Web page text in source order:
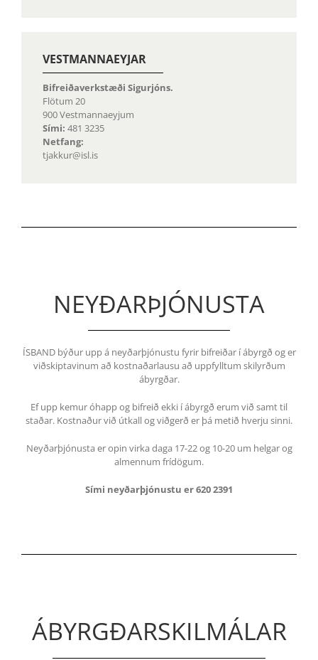
VESTMANNAEYJAR
Bifreiðaverkstæði Sigurjóns.
Flötum 20
900 Vestmannaeyjum
Sími: 481 3235
Netfang:
tjakkur@isl.is
NEYÐARÞJÓNUSTA
ÍSBAND býður upp á neyðarþjónustu fyrir bifreiðar í ábyrgð og er
viðskiptavinum að kostnaðarlausu að uppfylltum skilyrðum
ábyrgðar.
Ef upp kemur óhapp og bifreið ekki í ábyrgð erum við samt til
staðar. Kostnaður við útkall og viðgerð er þá metið hverju sinni.
Neyðarþjónusta er opin virka daga 17-22 og 10-20 um helgar og
almennum frídögum.
Sími neyðarþjónustu er 620 2391
ÁBYRGÐARSKILMÁLAR